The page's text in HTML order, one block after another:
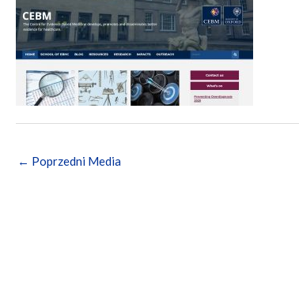
← Poprzedni Media